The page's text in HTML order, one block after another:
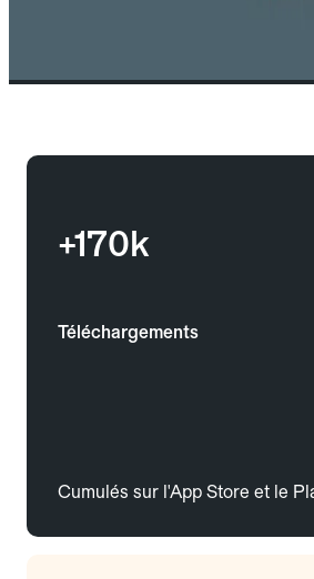
+170k
Téléchargements
Cumulés sur l'App Store et le